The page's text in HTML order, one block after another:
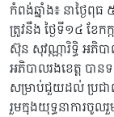
កំពង់ឆ្នាំង៖ នាថ្ងៃពុ
ត្រូវនឹង ថ្ងៃទី១៤ ខែក
ស៊ុន សុវណ្ណារិទ្ធិ អភិប
អភិបាលរងខេត្ត បា
សម្រាប់ជួយដល់ ប្រជា
រួមក្នុងយុទ្ធនាការចូ